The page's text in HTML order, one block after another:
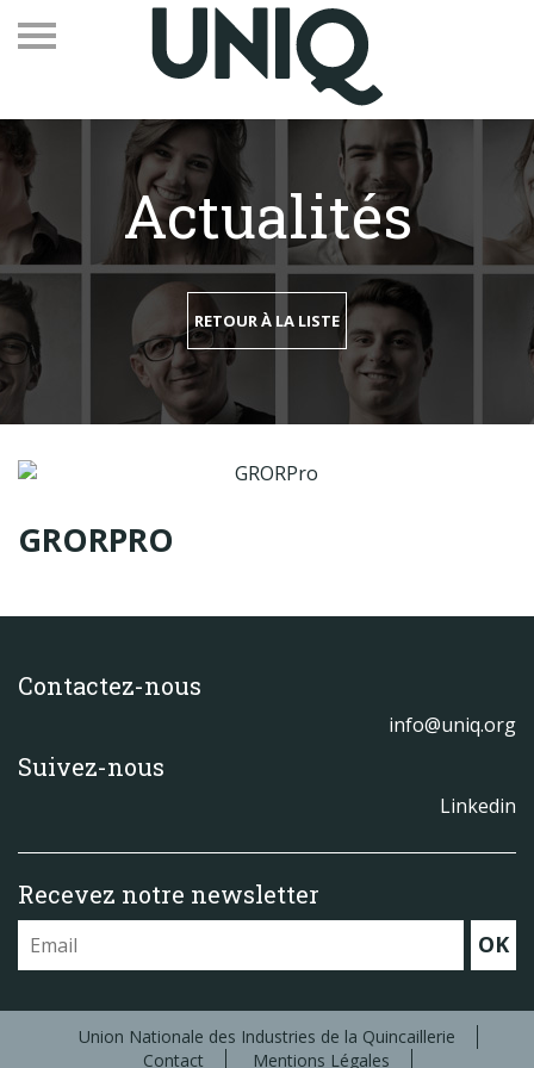
Recevez notre newsletter
Vos contacts
Espace adhérents
Linkedin
EN
Produits
Publications
Actualités
RETOUR À LA LISTE
GRORPRO
Contactez-nous
info@uniq.org
Suivez-nous
Linkedin
Recevez notre newsletter
OK
Union Nationale des Industries de la Quincaillerie
Contact
Mentions Légales